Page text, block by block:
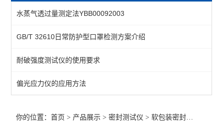
不透水性测试仪
包装泄漏测试仪
微生物入密封侵试验仪
包装完整性测试仪
水蒸气透过量测定法YBB00092003
GB/T 32610日常防护型口罩检测方案介绍
耐破强度测试仪的使用要求
偏光应力仪的应用方法
你的位置：首页 > 产品展示 >密封测试仪 >软包装密封试验仪